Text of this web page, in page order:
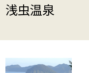
浅虫温泉